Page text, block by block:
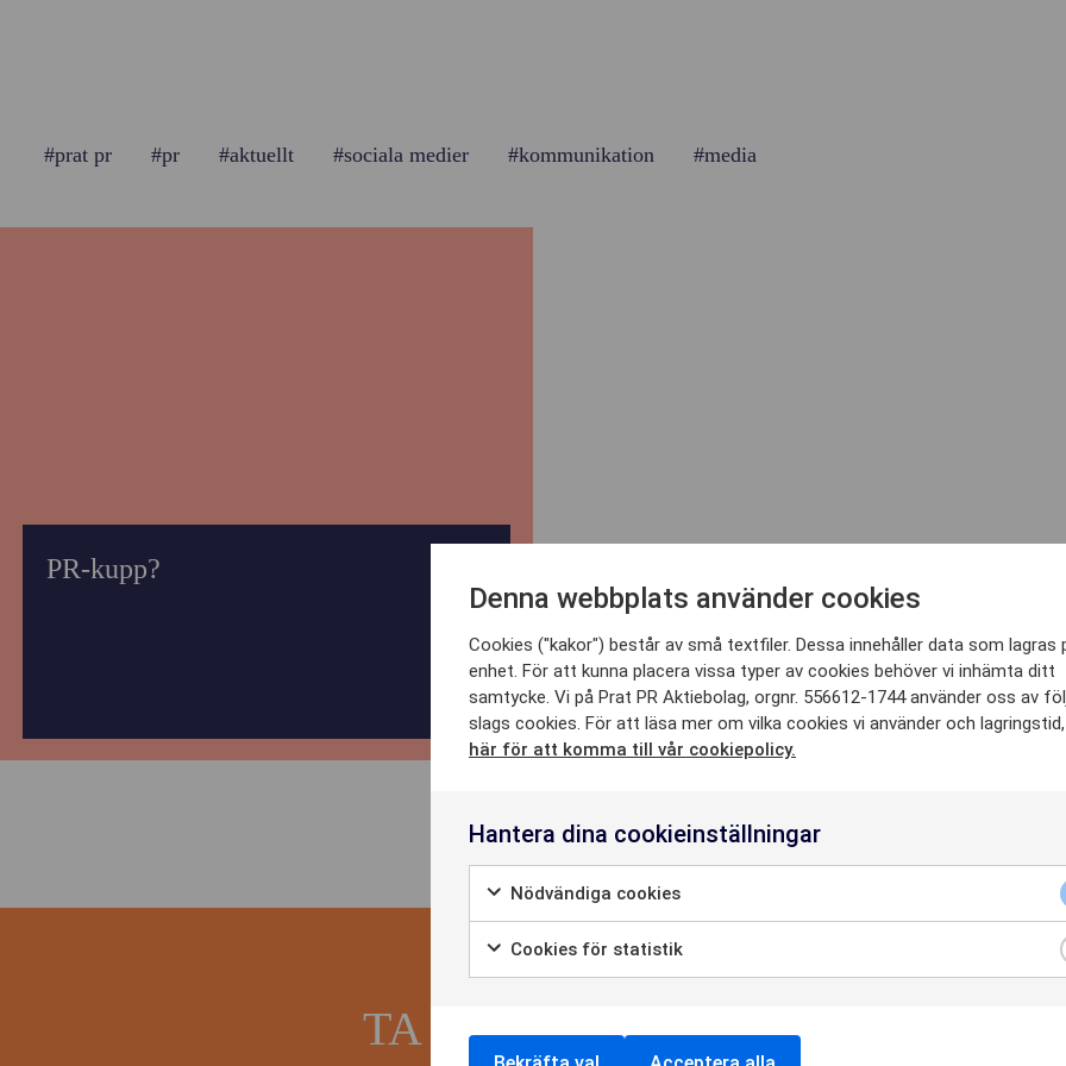
DET HÄR
CASE
NYHETER
OM OSS
#prat pr #pr #aktuellt #sociala medier #kommunikation #media
PR-kupp?
TA DEL AV VÅRA SENASTE
Denna webbplats använder cookies
Cookies ("kakor") består av små textfiler. Dessa innehåller data som lagras
enhet. För att kunna placera vissa typer av cookies behöver vi inhämta ditt
samtycke. Vi på Prat PR Aktiebolag, orgnr. 556612-1744 använder oss av
slags cookies. För att läsa mer om vilka cookies vi använder och lagringstid,
här för att komma till vår cookiepolicy.
Hantera dina cookieinställningar
Nödvändiga cookies
Cookies för statistik